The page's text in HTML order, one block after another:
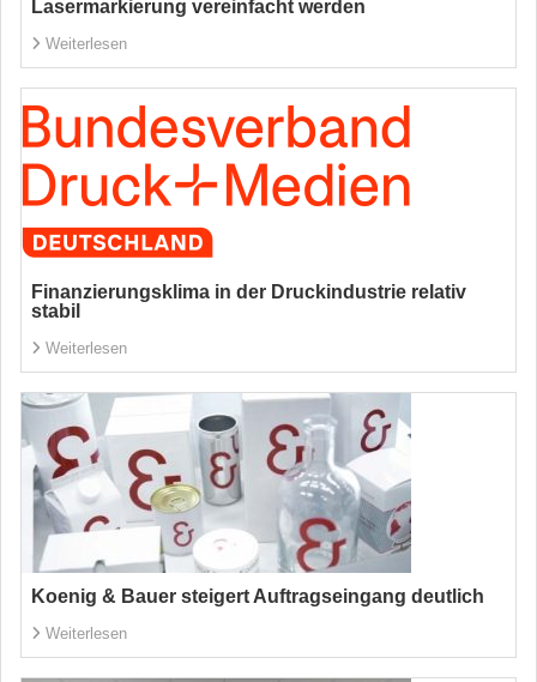
Lasermarkierung vereinfacht werden
Weiterlesen
Finanzierungsklima in der Druckindustrie relativ
stabil
Weiterlesen
Koenig & Bauer steigert Auftragseingang deutlich
Weiterlesen